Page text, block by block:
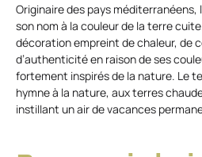
Originaire des pays
son nom à la couleur de la terre
décoration empreint de chaleur, de
d’authenticité en raison de ses
fortement inspirés de la nature. Le
hymne à la nature, aux terres
instillant un air de vacances